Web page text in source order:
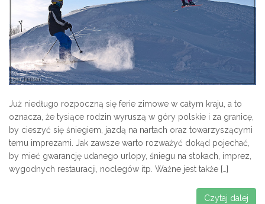
Już niedługo rozpoczną się ferie zimowe w całym kraju, a to
oznacza, że tysiące rodzin wyruszą w góry polskie i za granicę,
by cieszyć się śniegiem, jazdą na nartach oraz towarzyszącymi
temu imprezami. Jak zawsze warto rozważyć dokąd pojechać,
by mieć gwarancję udanego urlopy, śniegu na stokach, imprez,
wygodnych restauracji, noclegów itp. Ważne jest także […]
Czytaj dalej